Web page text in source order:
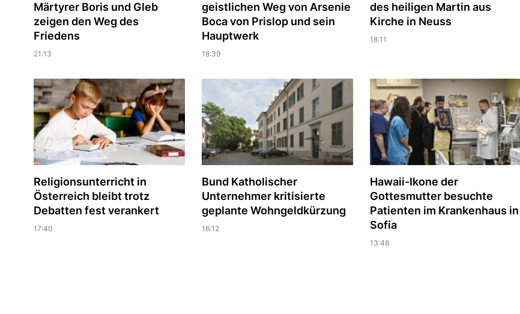
Märtyrer Boris und Gleb
zeigen den Weg des
Friedens
21:13
geistlichen Weg von Arsenie
Boca von Prislop und sein
Hauptwerk
18:39
des heiligen Martin aus
Kirche in Neuss
18:11
Religionsunterricht in
Österreich bleibt trotz
Debatten fest verankert
17:40
Bund Katholischer
Unternehmer kritisierte
geplante Wohngeldkürzung
16:12
Hawaii-Ikone der
Gottesmutter besuchte
Patienten im Krankenhaus in
Sofia
13:48